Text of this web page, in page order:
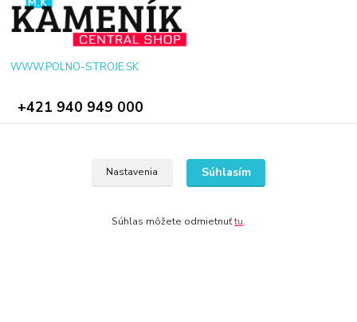
WWW.POLNO-STROJE.SK
+421 940 949 000
Nastavenia Súhlasím
Súhlas môžete odmietnuťtu.